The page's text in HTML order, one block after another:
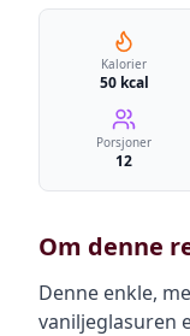
Kalorier
50 kcal
Porsjoner
12
Om denne
Denne enkle,
vaniljeglasuren